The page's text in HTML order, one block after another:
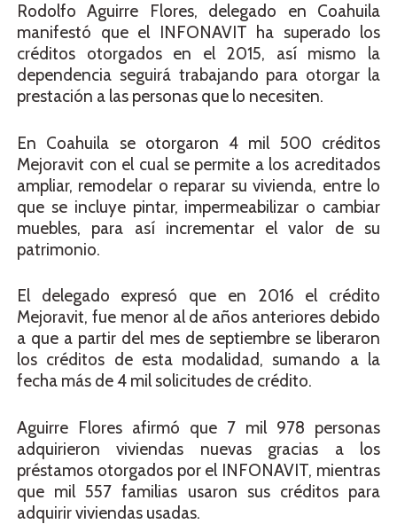
Rodolfo Aguirre Flores, delegado en Coahuila
manifestó que el INFONAVIT ha superado los
créditos otorgados en el 2015, así mismo la
dependencia seguirá trabajando para otorgar la
prestación a las personas que lo necesiten.
En Coahuila se otorgaron 4 mil 500 créditos
Mejoravit con el cual se permite a los acreditados
ampliar, remodelar o reparar su vivienda, entre lo
que se incluye pintar, impermeabilizar o cambiar
muebles, para así incrementar el valor de su
patrimonio.
El delegado expresó que en 2016 el crédito
Mejoravit, fue menor al de años anteriores debido
a que a partir del mes de septiembre se liberaron
los créditos de esta modalidad, sumando a la
fecha más de 4 mil solicitudes de crédito.
Aguirre Flores afirmó que 7 mil 978 personas
adquirieron viviendas nuevas gracias a los
préstamos otorgados por el INFONAVIT, mientras
que mil 557 familias usaron sus créditos para
adquirir viviendas usadas.